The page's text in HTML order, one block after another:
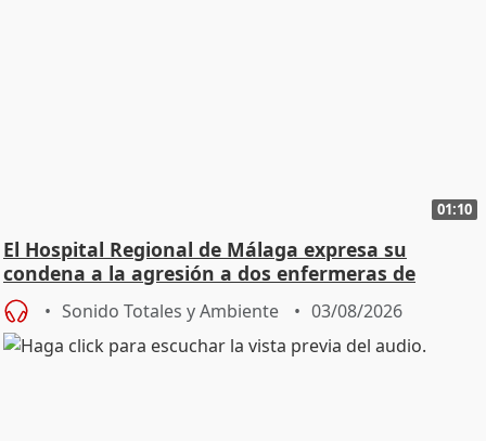
01:10
El Hospital Regional de Málaga expresa su
condena a la agresión a dos enfermeras de
Urgencias
Sonido Totales y Ambiente 03/08/2026